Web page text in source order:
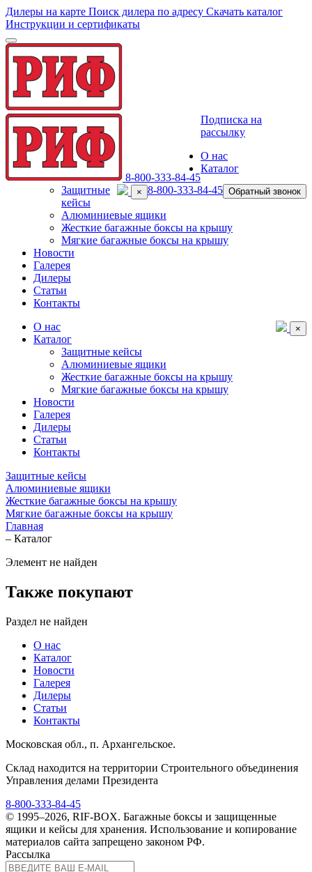
Дилеры на карте Поиск дилера по адресу Скачать каталог
Инструкции и сертификаты
Toggle
navigation
8-800-333-84-45
Подписка на
рассылку
8-800-333-84-45 Обратный звонок
×
О нас
Каталог
Защитные
кейсы
Алюминиевые ящики
Жесткие багажные боксы на крышу
Мягкие багажные боксы на крышу
Новости
Галерея
Дилеры
Статьи
Контакты
×
О нас
Каталог
Защитные кейсы
Алюминиевые ящики
Жесткие багажные боксы на крышу
Мягкие багажные боксы на крышу
Новости
Галерея
Дилеры
Статьи
Контакты
Защитные кейсы
Алюминиевые ящики
Жесткие багажные боксы на крышу
Мягкие багажные боксы на крышу
Главная
– Каталог
Элемент не найден
Также покупают
Раздел не найден
О нас
Каталог
Новости
Галерея
Дилеры
Статьи
Контакты
Московская обл., п. Архангельское.
Склад находится на территории Строительного объединения
Управления делами Президента
8-800-333-84-45
© 1995–2026, RIF-BOX. Багажные боксы и защищенные
ящики и кейсы для хранения. Использование и копирование
материалов сайта запрещено законом РФ.
Рассылка